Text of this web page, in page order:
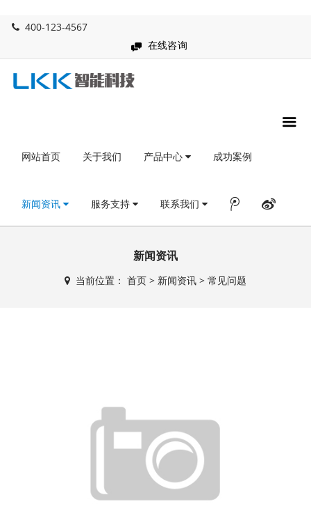
400-123-4567
在线咨询
网站首页 关于我们 产品中心 成功案例
新闻资讯 服务支持 联系我们
新闻资讯
当前位置： 首页> 新闻资讯> 常见问题